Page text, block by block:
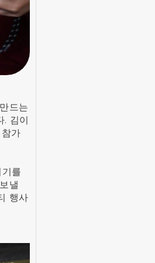
드는
김이
가
를
낼
행사